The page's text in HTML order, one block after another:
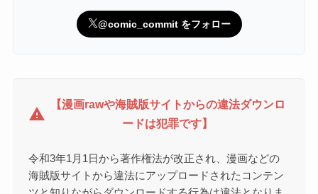
@comic_commit をフォロー
warning
【漫画rawや海賊版サイトからの違法ダウンロ
ードは犯罪です】
令和3年1月1日から著作権法が改正され、漫画などの
海賊版サイトから違法にアップロードされたコンテン